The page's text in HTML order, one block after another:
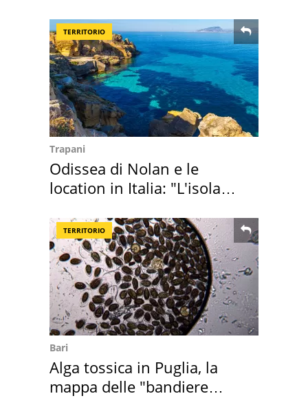
TERRITORIO
Trapani
Odissea di Nolan e le
location in Italia: "L'isola
TERRITORIO
Bari
Alga tossica in Puglia, la
mappa delle "bandiere